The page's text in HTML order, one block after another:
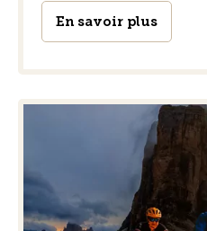
En savoir plus